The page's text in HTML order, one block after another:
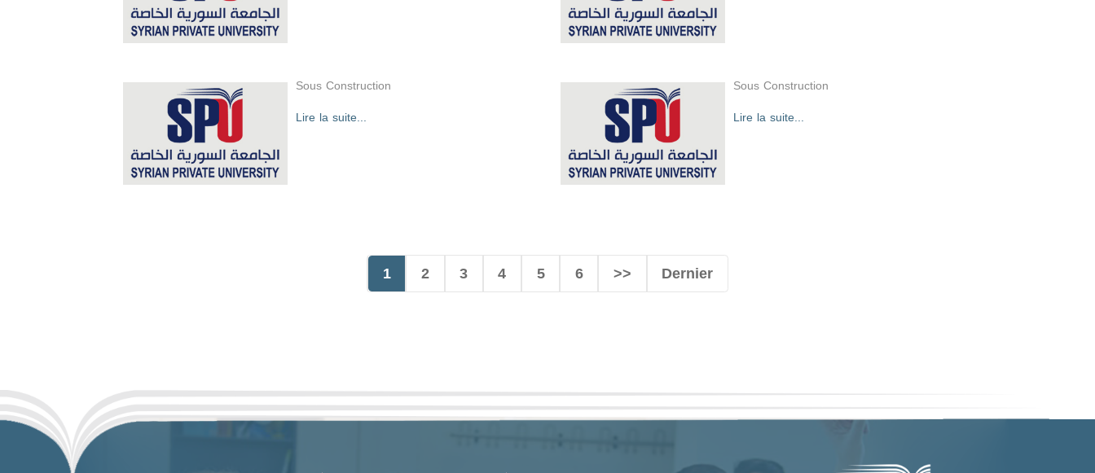
Sous Construction
Lire la suite...
Sous Construction
Lire la suite...
1 2 3 4 5 6 >> Dernier